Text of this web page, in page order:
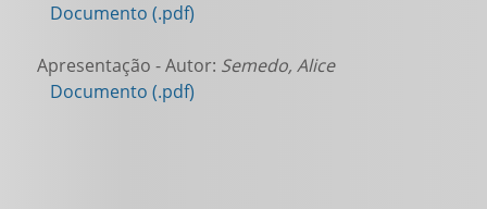
Documento (.pdf)
Apresentação - Autor: Semedo, Alice
Documento (.pdf)